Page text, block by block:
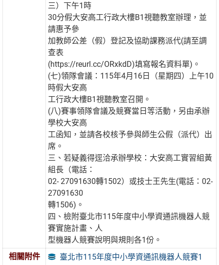
三）下午1時
30分假大安高工行政大樓B1視聽教室辦理，並
請惠予參
加教師公差（假）登記及協助課務派代(請至調
查表
(https://reurl.cc/ORxkdD)填寫報名資料單)。
(七)領隊會議：115年4月16日（星期四）上午10
時假大安高
工行政大樓B1視聽教室召開。
(八)賽事領隊會議及競賽當日等活動，另由承辦
學校大安高
工函知，並請各校核予參與師生公假（派代）出
席。
三、若疑義得逕洽承辦學校：大安高工實習組黃
組長（電話：
02- 27091630轉1502）或技士王先生(電話：02-
27091630
轉1506)。
四、檢附臺北市115年度中小學資通訊機器人競
賽實施計畫、人
型機器人競賽說明與規則各1份。
相關附件
臺北市115年度中小學資通訊機器人競賽1